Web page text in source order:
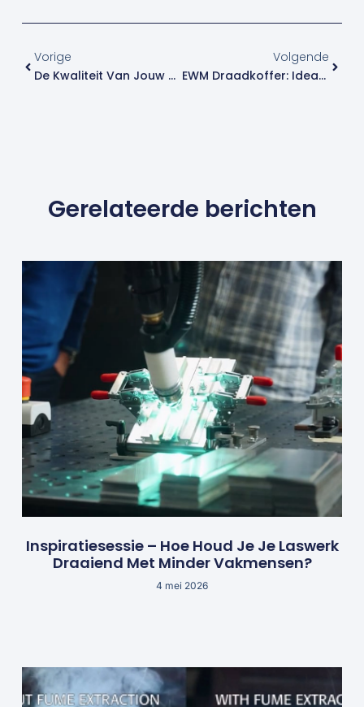
Vorige
De Kwaliteit Van Jouw Productie Aantoonbaar Maken
Volgende
EWM Draadkoffer: Ideaal Voor Staal- En Scheepsbouwers
Gerelateerde berichten
Inspiratiesessie – Hoe Houd Je Je Laswerk
Draaiend Met Minder Vakmensen?
4 mei 2026